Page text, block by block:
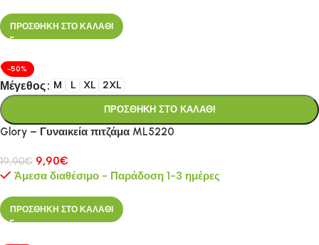
ΠΡΟΣΘΗΚΗ ΣΤΟ ΚΑΛΑΘΙ
-50%
Μέγεθος M L XL 2XL
ΠΡΟΣΘΗΚΗ ΣΤΟ ΚΑΛΑΘΙ
Glory – Γυναικεία πιτζάμα ML5220
19,90€ 9,90€
Άμεσα διαθέσιμο - Παράδοση 1-3 ημέρες
ΠΡΟΣΘΗΚΗ ΣΤΟ ΚΑΛΑΘΙ